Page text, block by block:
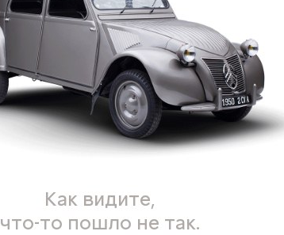
Как видите,
что-то пошло не так.